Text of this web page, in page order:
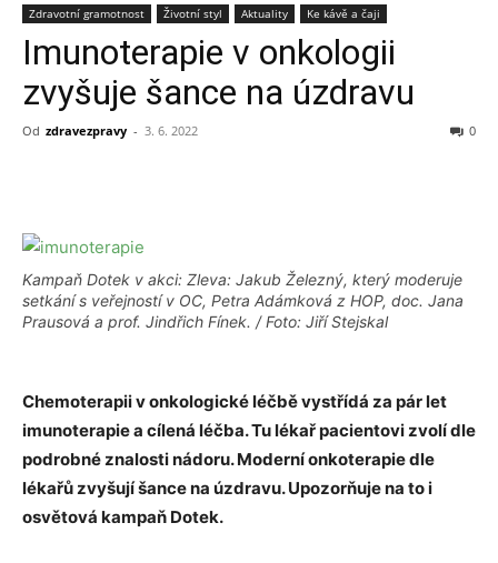
Zdravotní gramotnost Životní styl Aktuality Ke kávě a čaji
Imunoterapie v onkologii
zvyšuje šance na úzdravu
Od zdravezpravy - 3. 6. 2022 0
Kampaň Dotek v akci: Zleva: Jakub Železný, který moderuje
setkání s veřejností v OC, Petra Adámková z HOP, doc. Jana
Prausová a prof. Jindřich Fínek. / Foto: Jiří Stejskal
Chemoterapii v onkologické léčbě vystřídá za pár let
imunoterapie a cílená léčba. Tu lékař pacientovi zvolí dle
podrobné znalosti nádoru. Moderní onkoterapie dle
lékařů zvyšují šance na úzdravu. Upozorňuje na to i
osvětová kampaň Dotek.